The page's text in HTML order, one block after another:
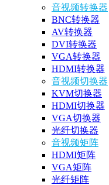
音视频转换器
BNC转换器
AV转换器
DVI转换器
VGA转换器
HDMI转换器
音视频切换器
KVM切换器
HDMI切换器
VGA切换器
光纤切换器
音视频矩阵
HDMI矩阵
VGA矩阵
光纤矩阵